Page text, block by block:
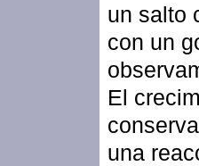
un salto
con un
El
una